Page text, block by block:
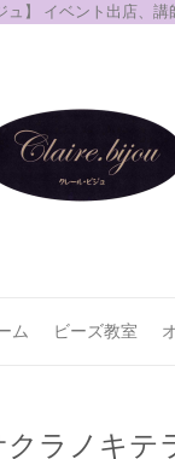
ュ】 イベント出店、
ム ビーズ教室
クラノキテ